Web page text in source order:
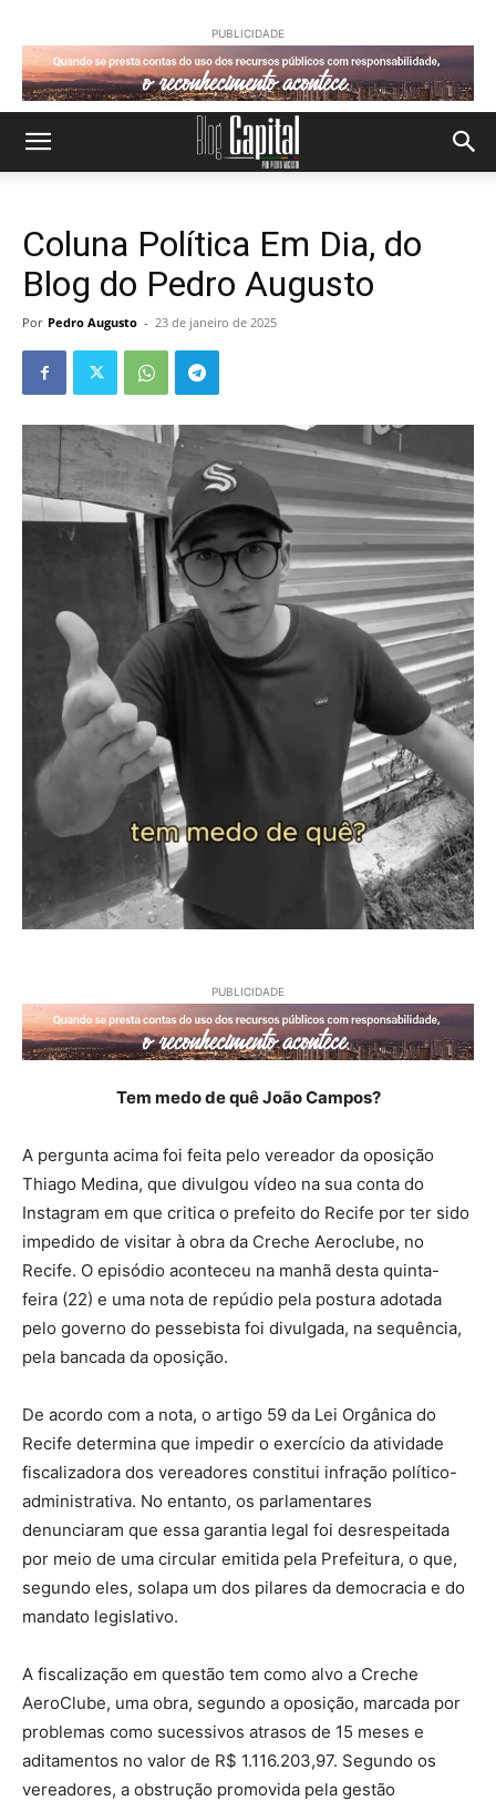
PUBLICIDADE
Coluna Política Em Dia, do
Blog do Pedro Augusto
Por Pedro Augusto - 23 de janeiro de 2025
PUBLICIDADE
Tem medo de quê João Campos?
A pergunta acima foi feita pelo vereador da oposição
Thiago Medina, que divulgou vídeo na sua conta do
Instagram em que critica o prefeito do Recife por ter sido
impedido de visitar à obra da Creche Aeroclube, no
Recife. O episódio aconteceu na manhã desta quinta-
feira (22) e uma nota de repúdio pela postura adotada
pelo governo do pessebista foi divulgada, na sequência,
pela bancada da oposição.
De acordo com a nota, o artigo 59 da Lei Orgânica do
Recife determina que impedir o exercício da atividade
fiscalizadora dos vereadores constitui infração político-
administrativa. No entanto, os parlamentares
denunciaram que essa garantia legal foi desrespeitada
por meio de uma circular emitida pela Prefeitura, o que,
segundo eles, solapa um dos pilares da democracia e do
mandato legislativo.
A fiscalização em questão tem como alvo a Creche
AeroClube, uma obra, segundo a oposição, marcada por
problemas como sucessivos atrasos de 15 meses e
aditamentos no valor de R$ 1.116.203,97. Segundo os
vereadores, a obstrução promovida pela gestão